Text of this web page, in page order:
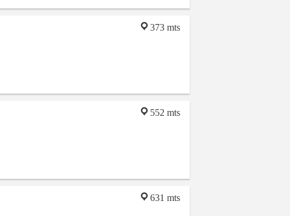
373 mts
552 mts
631 mts